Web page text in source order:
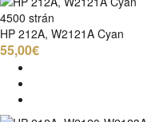
4500 strán
HP 212A, W2121A Cyan
55,00€